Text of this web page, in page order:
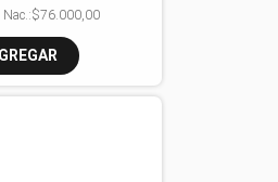
Nac.:$76.000,00